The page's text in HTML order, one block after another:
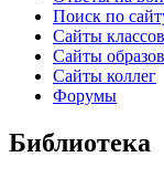
Поиск по
Сайты
Сайты
Сайты коллег
Форумы
Библиотека